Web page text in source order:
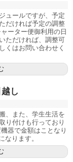
ュールですが、予定
だければ予定の調整
ーター便御利用の日
ただければ、調整可
くはお問い合わせく
し
、また、学生生活を
り付けも行っており
器で金額はことなり
なります。